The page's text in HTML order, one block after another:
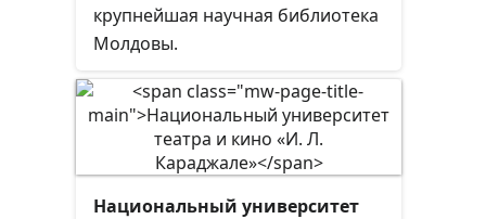
крупнейшая научная библиотека
Молдовы.
Национальный университет